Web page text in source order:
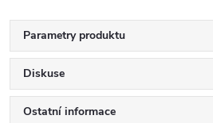
Parametry produktu
Diskuse
Ostatní informace